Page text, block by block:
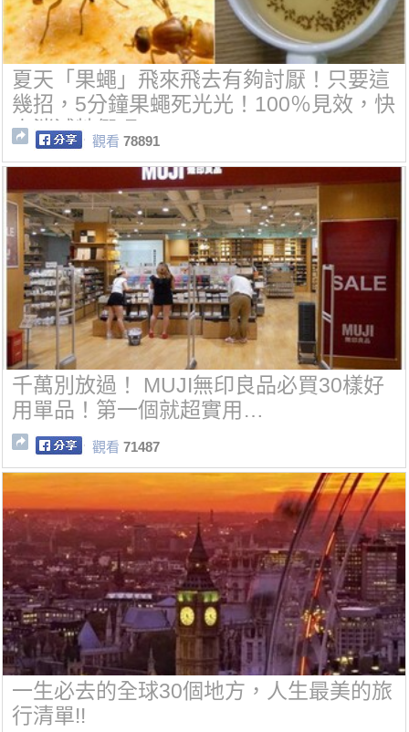
夏天「果蠅」飛來飛去有夠討厭！只要這
幾招，5分鐘果蠅死光光！100％見效，快
來消滅牠們吧~
觀看 78891
千萬別放過！ MUJI無印良品必買30樣好
用單品！第一個就超實用…
觀看 71487
一生必去的全球30個地方，人生最美的旅
行清單!!